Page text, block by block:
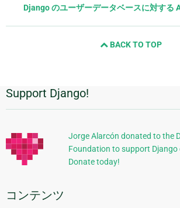
ペ
ー
Django のユーザーデータベースに対する
BACK TO TOP
追
加
的
な
報
Support Django!
Jorge Alarcón donated to the
Foundation to support Django
Donate today!
コンテンツ